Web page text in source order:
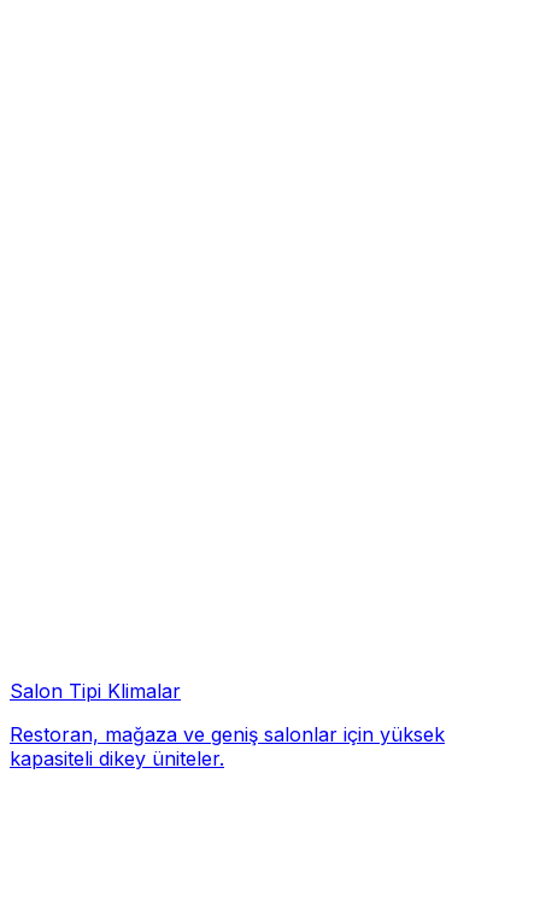
Salon Tipi Klimalar
Restoran, mağaza ve geniş salonlar için yüksek
kapasiteli dikey üniteler.